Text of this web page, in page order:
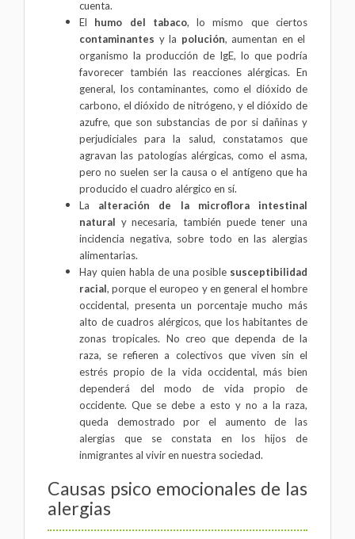
cuenta.
El humo del tabaco, lo mismo que ciertos
contaminantes y la polución, aumentan en el
organismo la producción de IgE, lo que podría
favorecer también las reacciones alérgicas. En
general, los contaminantes, como el dióxido de
carbono, el dióxido de nitrógeno, y el dióxido de
azufre, que son substancias de por si dañinas y
perjudiciales para la salud, constatamos que
agravan las patologías alérgicas, como el asma,
pero no suelen ser la causa o el antígeno que ha
producido el cuadro alérgico en sí.
La alteración de la microflora intestinal
natural y necesaria, también puede tener una
incidencia negativa, sobre todo en las alergias
alimentarias.
Hay quien habla de una posible susceptibilidad
racial, porque el europeo y en general el hombre
occidental, presenta un porcentaje mucho más
alto de cuadros alérgicos, que los habitantes de
zonas tropicales. No creo que dependa de la
raza, se refieren a colectivos que viven sin el
estrés propio de la vida occidental, más bien
dependerá del modo de vida propio de
occidente. Que se debe a esto y no a la raza,
queda demostrado por el aumento de las
alergias que se constata en los hijos de
inmigrantes al vivir en nuestra sociedad.
Causas psico emocionales de las
alergias